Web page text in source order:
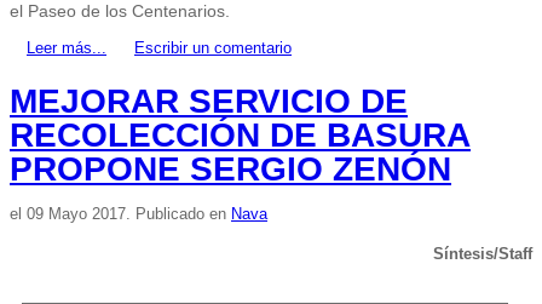
el Paseo de los Centenarios.
Leer más... Escribir un comentario
MEJORAR SERVICIO DE
RECOLECCIÓN DE BASURA
PROPONE SERGIO ZENÓN
el 09 Mayo 2017. Publicado en Nava
Síntesis/Staff